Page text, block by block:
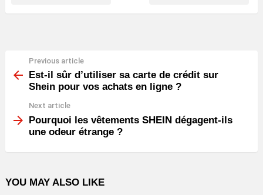
more
Previous article
Est-il sûr d’utiliser sa carte de crédit sur
Shein pour vos achats en ligne ?
Next article
Pourquoi les vêtements SHEIN dégagent-ils
une odeur étrange ?
YOU MAY ALSO LIKE